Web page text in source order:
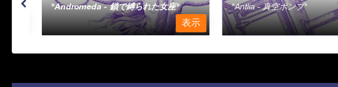
Andromeda - 鎖で縛られた女座
表示
Antlia - 真空ポンプ